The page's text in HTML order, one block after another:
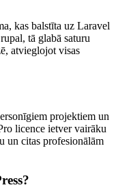
kas balstīta uz Laravel
tā glabā saturu
atvieglojot visas
projektiem un
licence ietver vairāku
un citas profesionālām